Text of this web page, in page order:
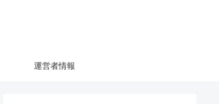
運営者情報